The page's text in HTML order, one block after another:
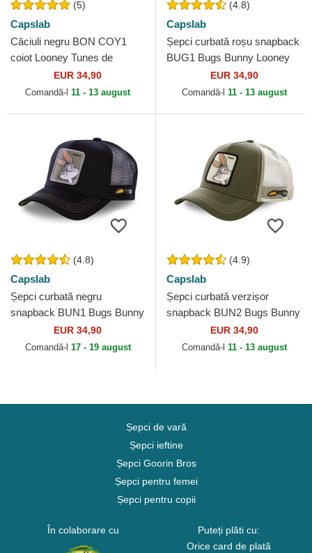
(5)
Capslab
Căciuli negru BON COY1
coiot Looney Tunes de
EUR 34,90
Comandă-l 11 - 13 august
(4.8)
Capslab
Șepci curbată roșu snapback
BUG1 Bugs Bunny Looney
Tunes de Capslab
EUR 34,90
Comandă-l 11 - 13 august
(4.8)
Capslab
Șepci curbată negru
snapback BUN1 Bugs Bunny
Looney Tunes de Capslab
EUR 34,90
Comandă-l 17 - 19 august
(4.9)
Capslab
Șepci curbată verzișor
snapback BUN2 Bugs Bunny
Looney Tunes de Capslab
EUR 34,90
Comandă-l 11 - 13 august
Șepci de vară
Șepci ieftine
Șepci Goorin Bros
Șepci pentru femei
Șepci pentru copii
În colaborare cu
Puteți plăti cu:
Orice card de plată